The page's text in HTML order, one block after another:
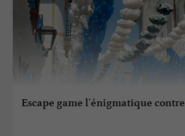
Escape game l'énigmatique